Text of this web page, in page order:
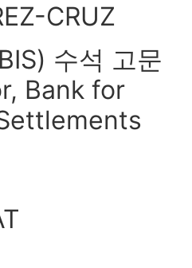
CRUZ
수석 고문
Bank for